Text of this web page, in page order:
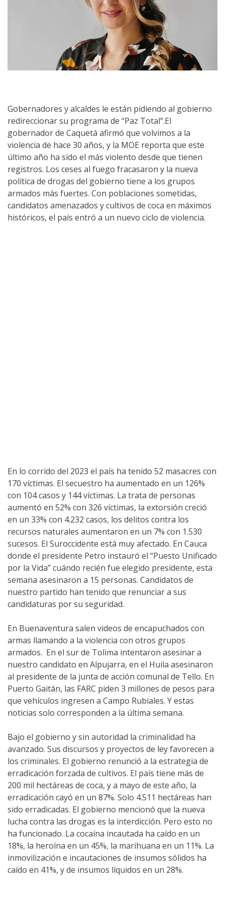
Gobernadores y alcaldes le están pidiendo al gobierno
redireccionar su programa de “Paz Total”.El
gobernador de Caquetá afirmó que volvimos a la
violencia de hace 30 años, y la MOE reporta que este
último año ha sido el más violento desde que tienen
registros. Los ceses al fuego fracasaron y la nueva
política de drogas del gobierno tiene a los grupos
armados más fuertes. Con poblaciones sometidas,
candidatos amenazados y cultivos de coca en máximos
históricos, el país entró a un nuevo ciclo de violencia.
En lo corrido del 2023 el país ha tenido 52 masacres con
170 víctimas. El secuestro ha aumentado en un 126%
con 104 casos y 144 víctimas. La trata de personas
aumentó en 52% con 326 víctimas, la extorsión creció
en un 33% con 4.232 casos, los delitos contra los
recursos naturales aumentaron en un 7% con 1.530
sucesos. El Suroccidente está muy afectado. En Cauca
donde el presidente Petro instauró el “Puesto Unificado
por la Vida” cuándo recién fue elegido presidente, esta
semana asesinaron a 15 personas. Candidatos de
nuestro partido han tenido que renunciar a sus
candidaturas por su seguridad.
En Buenaventura salen videos de encapuchados con
armas llamando a la violencia con otros grupos
armados. En el sur de Tolima intentaron asesinar a
nuestro candidato en Alpujarra, en el Huila asesinaron
al presidente de la junta de acción comunal de Tello. En
Puerto Gaitán, las FARC piden 3 millones de pesos para
que vehículos ingresen a Campo Rubiales. Y estas
noticias solo corresponden a la última semana.
Bajo el gobierno y sin autoridad la criminalidad ha
avanzado. Sus discursos y proyectos de ley favorecen a
los criminales. El gobierno renunció a la estrategia de
erradicación forzada de cultivos. El país tiene más de
200 mil hectáreas de coca, y a mayo de este año, la
erradicación cayó en un 87%. Solo 4.511 hectáreas han
sido erradicadas. El gobierno mencionó que la nueva
lucha contra las drogas es la interdicción. Pero esto no
ha funcionado. La cocaína incautada ha caído en un
18%, la heroína en un 45%, la marihuana en un 11%. La
inmovilización e incautaciones de insumos sólidos ha
caído en 41%, y de insumos líquidos en un 28%.